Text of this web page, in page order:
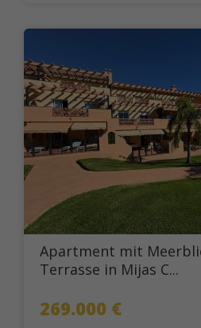
Apartment mit
Terrasse in Mijas C...
269.000 €